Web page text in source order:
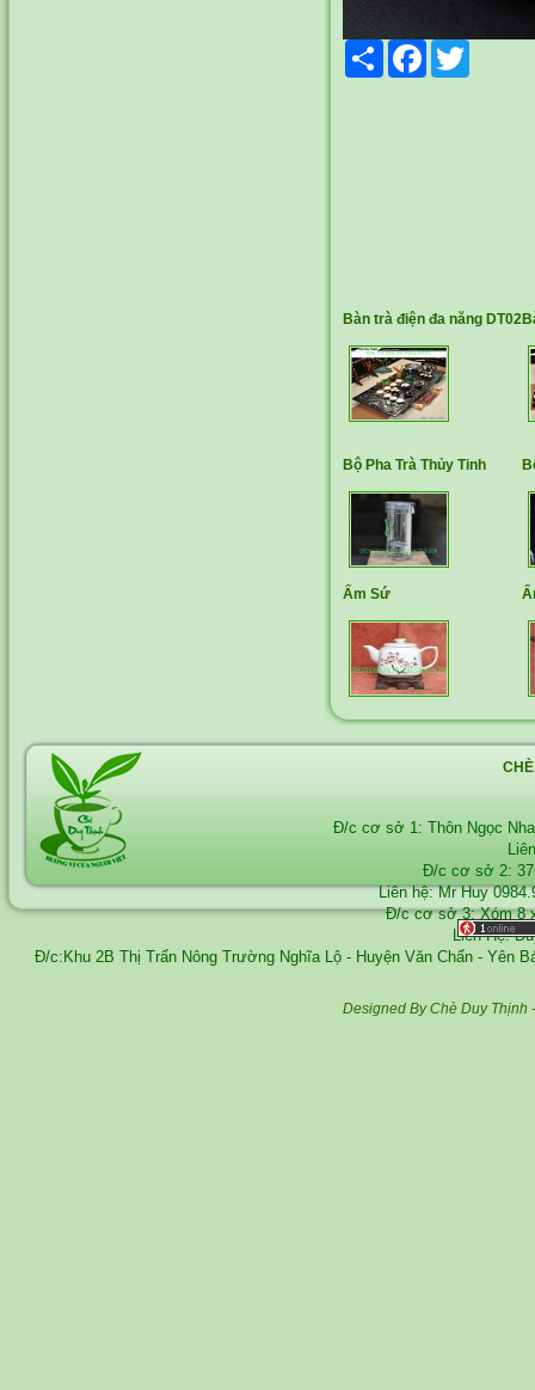
Share Facebook
Bàn trà điện đa năng DT02
Bộ Pha Trà Thủy Tinh
Ấm Sứ
Đ/c cơ sở 1: Thôn Ngọc
Đ/c cơ sở 2:
Liên hệ: Mr Huy
Đ/c cơ sở 3: Xóm 8
Liên Hệ:
Đ/c:Khu 2B Thị Trấn Nông Trường Nghĩa Lộ - Huyện Văn Chấn - Yên
Designed By Chè Duy Thịnh -